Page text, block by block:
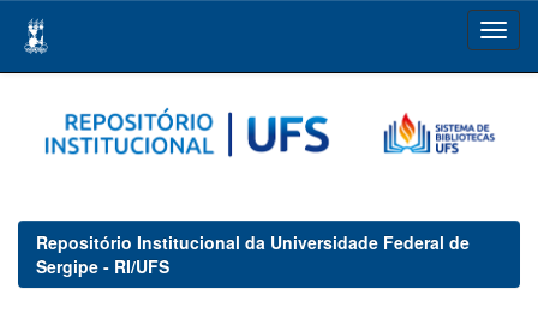
navigation
Repositório Institucional da Universidade Federal de
Sergipe - RI/UFS